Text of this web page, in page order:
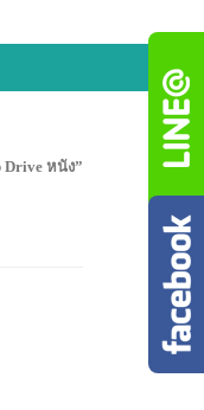
Drive หนัง”